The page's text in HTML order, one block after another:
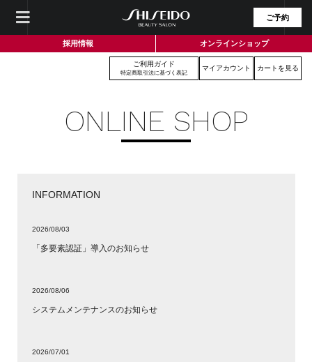
ご予約
採用情報 オンラインショップ
ご利用ガイド
特定商取引法に基づく表記
マイアカウント カートを見る
ONLINE SHOP
INFORMATION
2026/08/03
「多要素認証」導入のお知らせ
2026/08/06
システムメンテナンスのお知らせ
2026/07/01